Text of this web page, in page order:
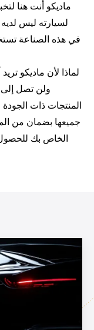
ماديكو أنت هنا
لسيارته ليس
في هذه الصناعة
ولن تصل إلى
المنتجات ذات
جميعها بضمان من
الخاص بك